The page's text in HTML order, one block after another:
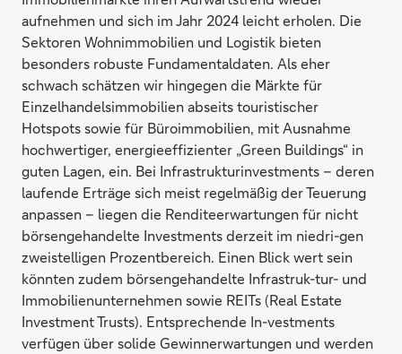
aufnehmen und sich im Jahr 2024 leicht erholen. Die
Sektoren Wohnimmobilien und Logistik bieten
besonders robuste Fundamentaldaten. Als eher
schwach schätzen wir hingegen die Märkte für
Einzelhandelsimmobilien abseits touristischer
Hotspots sowie für Büroimmobilien, mit Ausnahme
hochwertiger, energieeffizienter „Green Buildings“ in
guten Lagen, ein. Bei Infrastrukturinvestments – deren
laufende Erträge sich meist regelmäßig der Teuerung
anpassen – liegen die Renditeerwartungen für nicht
börsengehandelte Investments derzeit im niedri-gen
zweistelligen Prozentbereich. Einen Blick wert sein
könnten zudem börsengehandelte Infrastruk-tur- und
Immobilienunternehmen sowie REITs (Real Estate
Investment Trusts). Entsprechende In-vestments
verfügen über solide Gewinnerwartungen und werden